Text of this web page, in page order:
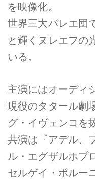
を映像化。
世界三大バレエ団
と輝くヌレエフの
いる。
主演にはオーディ
現役のタタール劇
グ・イヴェンコを
共演は『アデル、
ル・エグザルホプ
セルゲイ・ポルー